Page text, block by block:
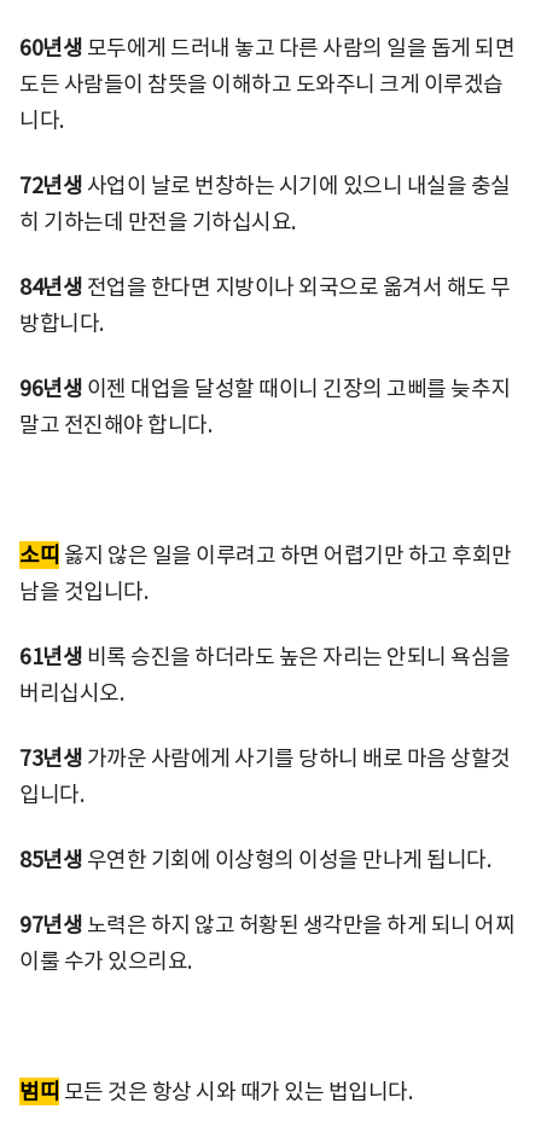
60년생 모두에게 드러내 놓고 다른 사람의 일을 돕게 되면
도든 사람들이 참뜻을 이해하고 도와주니 크게 이루겠습
니다.
72년생 사업이 날로 번창하는 시기에 있으니 내실을 충실
히 기하는데 만전을 기하십시요.
84년생 전업을 한다면 지방이나 외국으로 옮겨서 해도 무
방합니다.
96년생 이젠 대업을 달성할 때이니 긴장의 고삐를 늦추지
말고 전진해야 합니다.
소띠 옳지 않은 일을 이루려고 하면 어렵기만 하고 후회만
남을 것입니다.
61년생 비록 승진을 하더라도 높은 자리는 안되니 욕심을
버리십시오.
73년생 가까운 사람에게 사기를 당하니 배로 마음 상할것
입니다.
85년생 우연한 기회에 이상형의 이성을 만나게 됩니다.
97년생 노력은 하지 않고 허황된 생각만을 하게 되니 어찌
이룰 수가 있으리요.
범띠 모든 것은 항상 시와 때가 있는 법입니다.